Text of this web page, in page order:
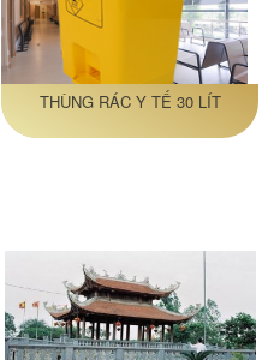
THÙNG RÁC Y TẾ 30 LÍT